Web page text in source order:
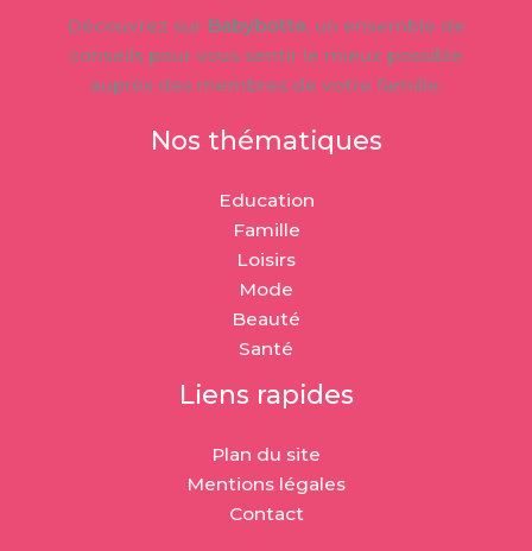
Découvrez sur Babybotte, un ensemble de
conseils pour vous sentir le mieux possible
auprès des membres de votre famille.
Nos thématiques
Education
Famille
Loisirs
Mode
Beauté
Santé
Liens rapides
Plan du site
Mentions légales
Contact